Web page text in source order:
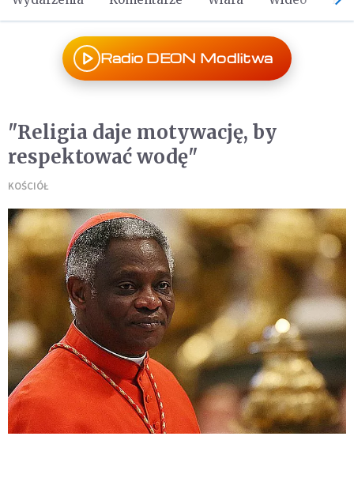
Radio DEON Modlitwa
"Religia daje motywację, by
respektować wodę"
KOŚCIÓŁ